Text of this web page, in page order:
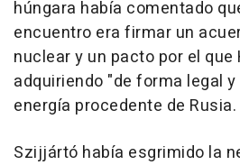
húngara había comentado
encuentro era firmar un
nuclear y un pacto por el que
adquiriendo "de forma legal
energía procedente de Rusia.
Szijjártó había esgrimido la